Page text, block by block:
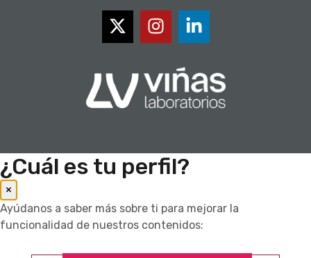
¿Cuál es tu perfil?
×
Ayúdanos a saber más sobre ti para mejorar la
funcionalidad de nuestros contenidos: